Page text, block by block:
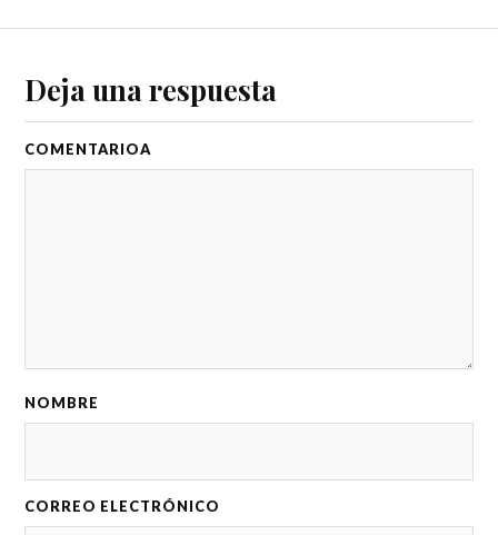
Deja una respuesta
COMENTARIO
NOMBRE
CORREO ELECTRÓNICO